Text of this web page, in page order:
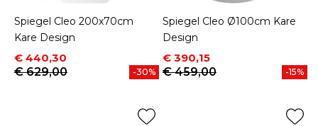
Spiegel Cleo 200x70cm
Kare Design
Prijs
€ 440,30
Normale prijs
€ 629,00
-30%
Spiegel Cleo Ø100cm Kare
Design
Prijs
€ 390,15
Normale prijs
€ 459,00
-15%